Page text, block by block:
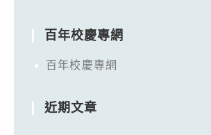
百年校慶專網
百年校慶專網
近期文章